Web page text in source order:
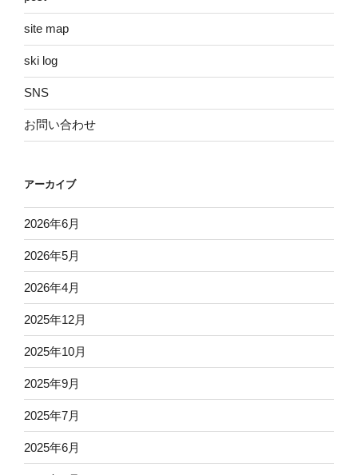
site map
ski log
SNS
お問い合わせ
アーカイブ
2026年6月
2026年5月
2026年4月
2025年12月
2025年10月
2025年9月
2025年7月
2025年6月